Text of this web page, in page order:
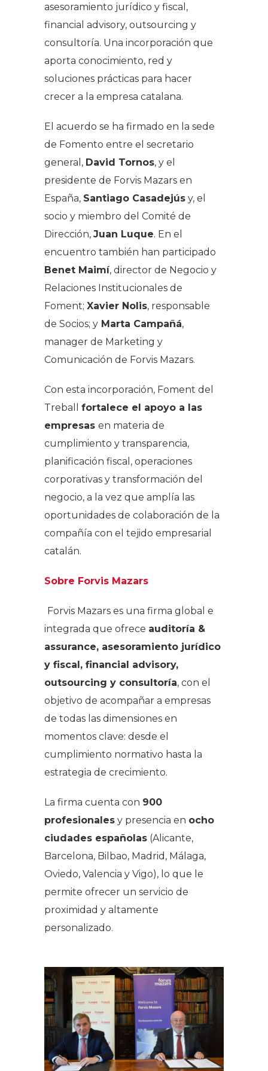
asesoramiento jurídico y fiscal,
financial advisory, outsourcing y
consultoría. Una incorporación que
aporta conocimiento, red y
soluciones prácticas para hacer
crecer a la empresa catalana.
El acuerdo se ha firmado en la sede
de Fomento entre el secretario
general, David Tornos, y el
presidente de Forvis Mazars en
España, Santiago Casadejús y, el
socio y miembro del Comité de
Dirección, Juan Luque. En el
encuentro también han participado
Benet Maimí, director de Negocio y
Relaciones Institucionales de
Foment; Xavier Nolis, responsable
de Socios; y Marta Campañá,
manager de Marketing y
Comunicación de Forvis Mazars.
Con esta incorporación, Foment del
Treball fortalece el apoyo a las
empresas en materia de
cumplimiento y transparencia,
planificación fiscal, operaciones
corporativas y transformación del
negocio, a la vez que amplía las
oportunidades de colaboración de la
compañía con el tejido empresarial
catalán.
Sobre Forvis Mazars
Forvis Mazars es una firma global e
integrada que ofrece auditoría &
assurance, asesoramiento jurídico
y fiscal, financial advisory,
outsourcing y consultoría, con el
objetivo de acompañar a empresas
de todas las dimensiones en
momentos clave: desde el
cumplimiento normativo hasta la
estrategia de crecimiento.
La firma cuenta con 900
profesionales y presencia en ocho
ciudades españolas (Alicante,
Barcelona, ​​Bilbao, Madrid, Málaga,
Oviedo, Valencia y Vigo), lo que le
permite ofrecer un servicio de
proximidad y altamente
personalizado.